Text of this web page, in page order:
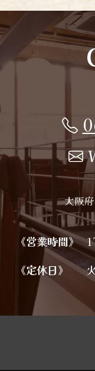
大阪
《営業時間》
《定休日》